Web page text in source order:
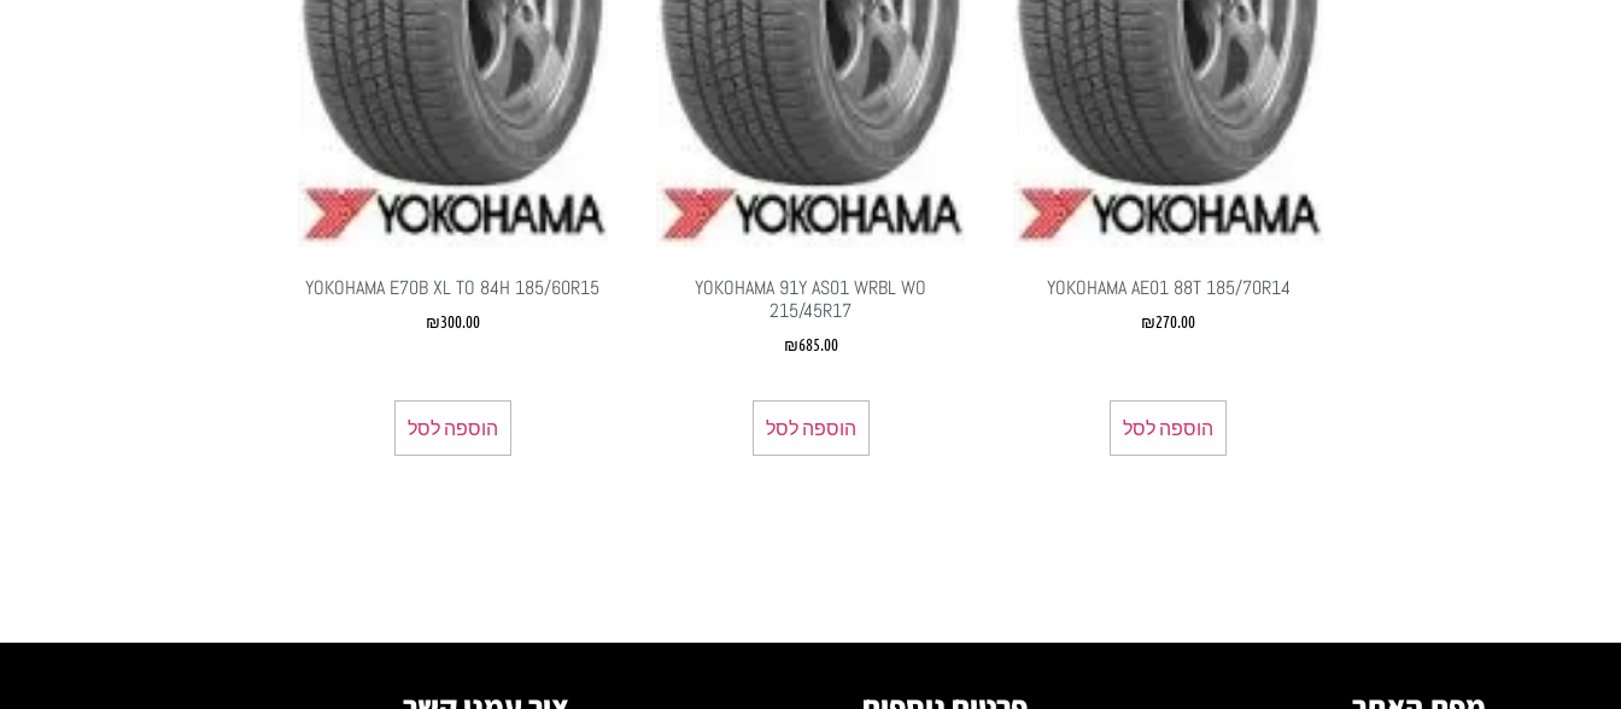
YOKOHAMA AE01 88T 185/70R14
₪270.00
הוספה לסל
YOKOHAMA 91Y AS01 WRBL WO
215/45R17
₪685.00
הוספה לסל
YOKOHAMA E70B XL TO 84H 185/60R15
₪300.00
הוספה לסל